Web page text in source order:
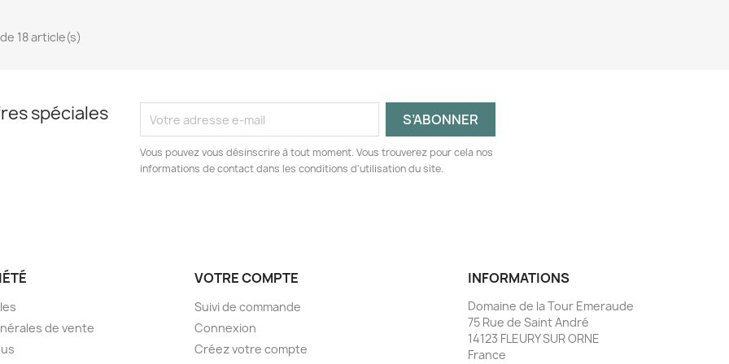
18 article(s)
spéciales
Vous pouvez vous désinscrire à tout moment. Vous trouverez pour cela nos
informations de contact dans les conditions d'utilisation du site.
de vente
VOTRE COMPTE
Suivi de commande
Connexion
Créez votre compte
INFORMATIONS
Domaine de la Tour Emeraude
75 Rue de Saint André
14123 FLEURY SUR ORNE
France